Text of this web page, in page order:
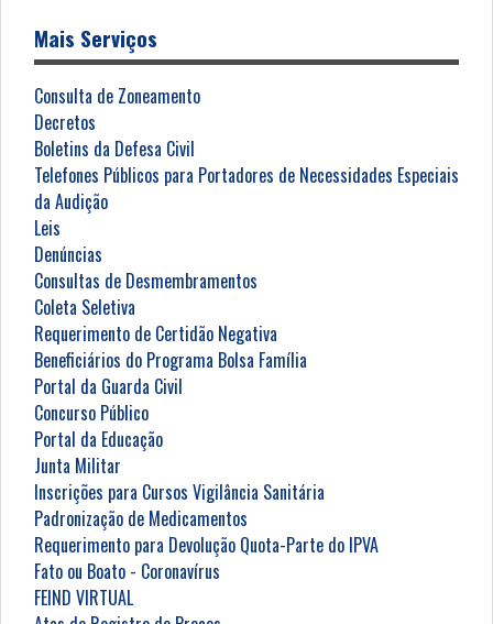
Mais Serviços
Consulta de Zoneamento
Decretos
Boletins da Defesa Civil
Telefones Públicos para Portadores de Necessidades Especiais
da Audição
Leis
Denúncias
Consultas de Desmembramentos
Coleta Seletiva
Requerimento de Certidão Negativa
Beneficiários do Programa Bolsa Família
Portal da Guarda Civil
Concurso Público
Portal da Educação
Junta Militar
Inscrições para Cursos Vigilância Sanitária
Padronização de Medicamentos
Requerimento para Devolução Quota-Parte do IPVA
Fato ou Boato - Coronavírus
FEIND VIRTUAL